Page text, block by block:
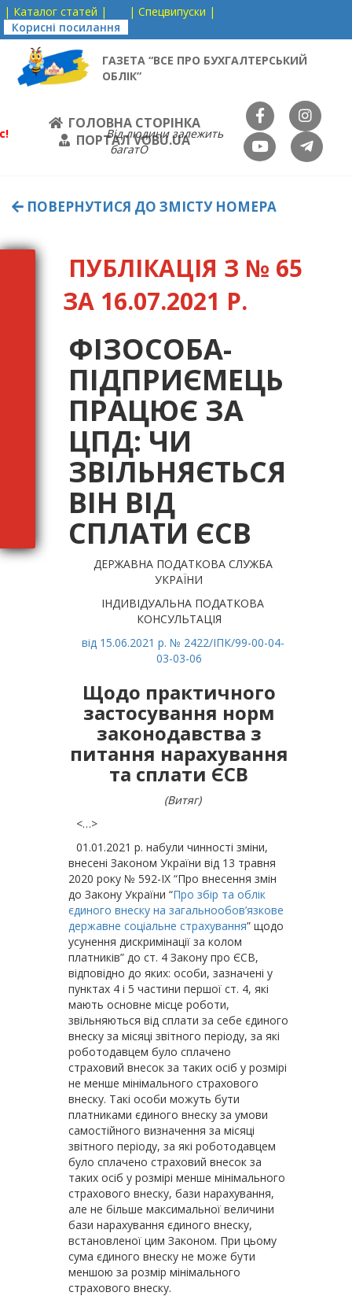
| Каталог статей |
| Спецвипуски |
Корисні посилання
ГАЗЕТА “ВСЕ ПРО БУХГАЛТЕРСЬКИЙ
ОБЛІК”
ГОЛОВНА СТОРІНКА
ПОРТАЛ VOBU.UA
Від людини залежить
багатО
ПОВЕРНУТИСЯ ДО ЗМІСТУ НОМЕРА
ПУБЛІКАЦІЯ З № 65
ЗА 16.07.2021 Р.
ФІЗОСОБА-
ПІДПРИЄМЕЦЬ
ПРАЦЮЄ ЗА
ЦПД: ЧИ
ЗВІЛЬНЯЄТЬСЯ
ВІН ВІД
СПЛАТИ ЄСВ
ДЕРЖАВНА ПОДАТКОВА СЛУЖБА
УКРАЇНИ
ІНДИВІДУАЛЬНА ПОДАТКОВА
КОНСУЛЬТАЦІЯ
від 15.06.2021 р. № 2422/ІПК/99-00-04-
03-03-06
Щодо практичного
застосування норм
законодавства з
питання нарахування
та сплати ЄСВ
(Витяг)
<…>
01.01.2021 р. набули чинності зміни,
внесені Законом України від 13 травня
2020 року № 592-IX “Про внесення змін
до Закону України “Про збір та облік
єдиного внеску на загальнообов’язкове
державне соціальне страхування” щодо
усунення дискримінації за колом
платників” до ст. 4 Закону про ЄСВ,
відповідно до яких: особи, зазначені у
пунктах 4 і 5 частини першої ст. 4, які
мають основне місце роботи,
звільняються від сплати за себе єдиного
внеску за місяці звітного періоду, за які
роботодавцем було сплачено
страховий внесок за таких осіб у розмірі
не менше мінімального страхового
внеску. Такі особи можуть бути
платниками єдиного внеску за умови
самостійного визначення за місяці
звітного періоду, за які роботодавцем
було сплачено страховий внесок за
таких осіб у розмірі менше мінімального
страхового внеску, бази нарахування,
але не більше максимальної величини
бази нарахування єдиного внеску,
встановленої цим Законом. При цьому
сума єдиного внеску не може бути
меншою за розмір мінімального
страхового внеску.